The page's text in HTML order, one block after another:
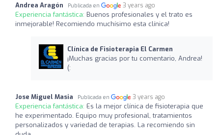
Andrea Aragón Publicada en 3 years ago
Experiencia fantástica: Buenos profesionales y el trato es
inmejorable! Recomiendo muchísimo esta clínica!
Clínica de Fisioterapia El Carmen
¡Muchas gracias por tu comentario, Andrea!
(:
Jose Miguel Masia Publicada en 3 years ago
Experiencia fantástica: Es la mejor clínica de fisioterapia que
he experimentado. Equipo muy profesional, tratamientos
personalizados y variedad de terapias. La recomiendo sin